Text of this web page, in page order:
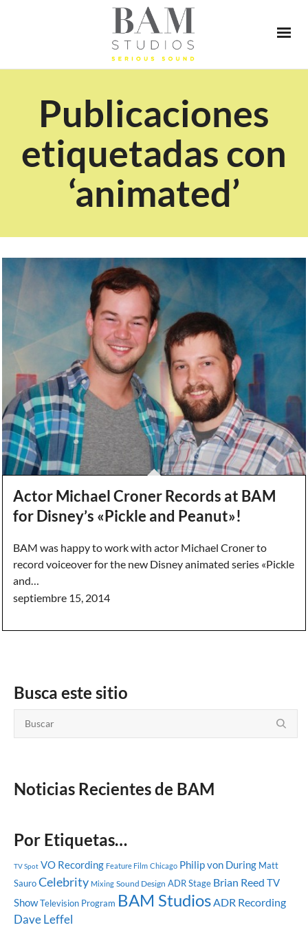
Publicaciones
etiquetadas con
‘animated’
Actor Michael Croner Records at BAM
for Disney’s «Pickle and Peanut»!
BAM was happy to work with actor Michael Croner to
record voiceover for the new Disney animated series «Pickle
and…
septiembre 15, 2014
Busca este sitio
Noticias Recientes de BAM
Por Etiquetas…
TV Spot VO Recording Feature Film Chicago Philip von During Matt
SauroCelebrity Mixing Sound Design ADR Stage Brian Reed TV
ShowTelevision Program BAM StudiosADR Recording
Dave Leffel